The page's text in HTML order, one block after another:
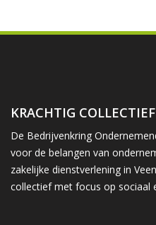
KRACHTIG COLLECTIEF
De Bedrijvenkring
voor de belangen van
zakelijke dienstverlening in
collectief met focus op sociaal